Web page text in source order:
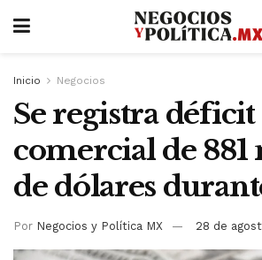
Inicio Negocios
Se registra déficit
comercial de
de dólares
Por Negocios y Política MX 28 de